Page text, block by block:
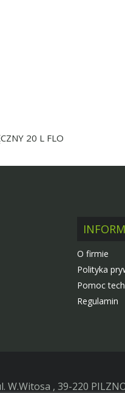
20 L FLO
O firmie
Polityka
Pomoc
Regulamin
W.Witosa , 39-220